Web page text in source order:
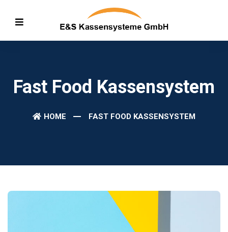
Fast Food Kassensystem
HOME FAST FOOD KASSENSYSTEM